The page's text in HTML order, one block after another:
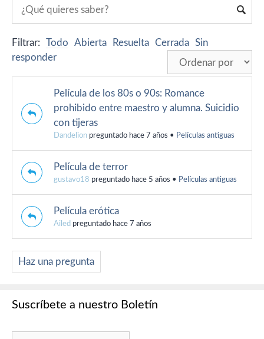
Filtrar: Todo Abierta Resuelta Cerrada Sin
responder
Película de los 80s o 90s: Romance
prohibido entre maestro y alumna. Suicidio
con tijeras
Dandelion preguntado hace 7 años • Películas antiguas
Película de terror
gustavo18 preguntado hace 5 años • Películas antiguas
Película erótica
Ailed preguntado hace 7 años
Haz una pregunta
Suscríbete a nuestro Boletín